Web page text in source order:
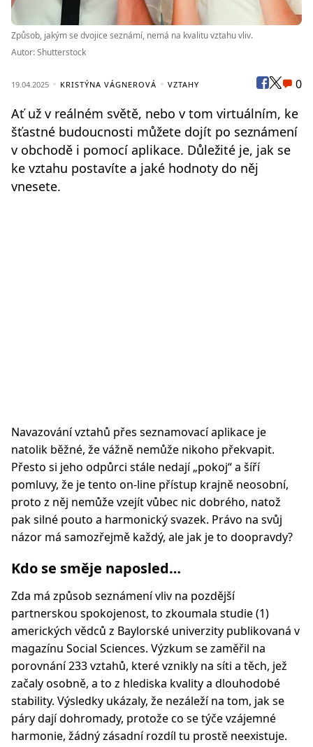
Způsob, jakým se dvojice seznámí, nemá na kvalitu vztahu vliv.
Autor: Shutterstock
19.04.2025 KRISTÝNA VÁGNEROVÁ VZTAHY 0
Ať už v reálném světě, nebo v tom virtuálním, ke
šťastné budoucnosti můžete dojít po seznámení
v obchodě i pomocí aplikace. Důležité je, jak se
ke vztahu postavíte a jaké hodnoty do něj
vnesete.
Navazování vztahů přes seznamovací aplikace je
natolik běžné, že vážně nemůže nikoho překvapit.
Přesto si jeho odpůrci stále nedají „pokoj“ a šíří
pomluvy, že je tento on-line přístup krajně neosobní,
proto z něj nemůže vzejít vůbec nic dobrého, natož
pak silné pouto a harmonický svazek. Právo na svůj
názor má samozřejmě každý, ale jak je to doopravdy?
Kdo se směje naposled…
Zda má způsob seznámení vliv na pozdější
partnerskou spokojenost, to zkoumala studie (1)
amerických vědců z Baylorské univerzity publikovaná v
magazínu Social Sciences. Výzkum se zaměřil na
porovnání 233 vztahů, které vznikly na síti a těch, jež
začaly osobně, a to z hlediska kvality a dlouhodobé
stability. Výsledky ukázaly, že nezáleží na tom, jak se
páry dají dohromady, protože co se týče vzájemné
harmonie, žádný zásadní rozdíl tu prostě neexistuje.